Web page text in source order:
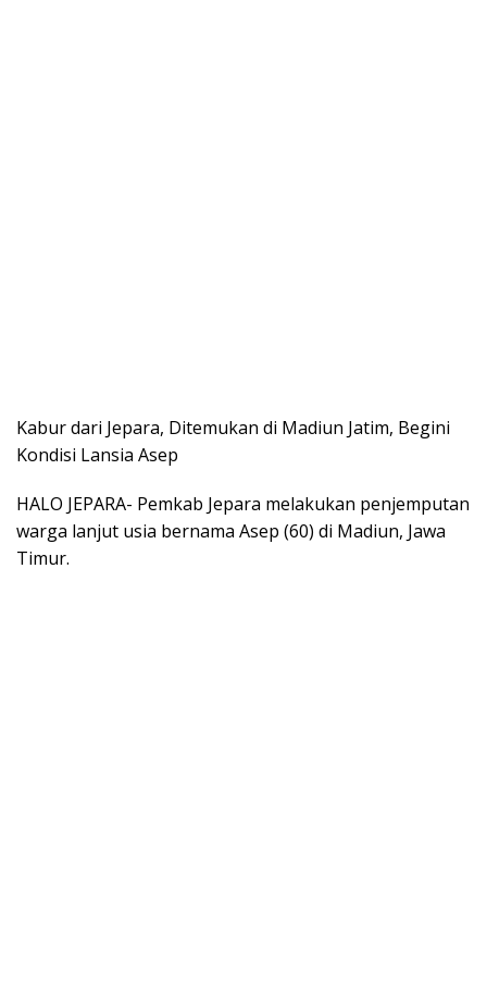
Kabur dari Jepara, Ditemukan di Madiun Jatim, Begini
Kondisi Lansia Asep
HALO JEPARA- Pemkab Jepara melakukan penjemputan
warga lanjut usia bernama Asep (60) di Madiun, Jawa
Timur.